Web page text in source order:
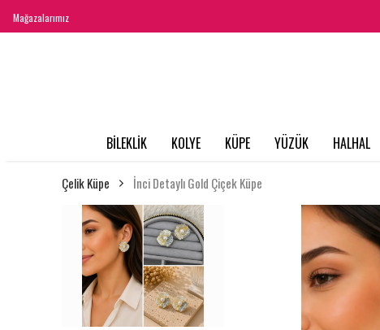
Mağazalarımız
BİLEKLİK KOLYE KÜPE YÜZÜK HALHAL
Çelik Küpe İnci Detaylı Gold Çiçek Küpe